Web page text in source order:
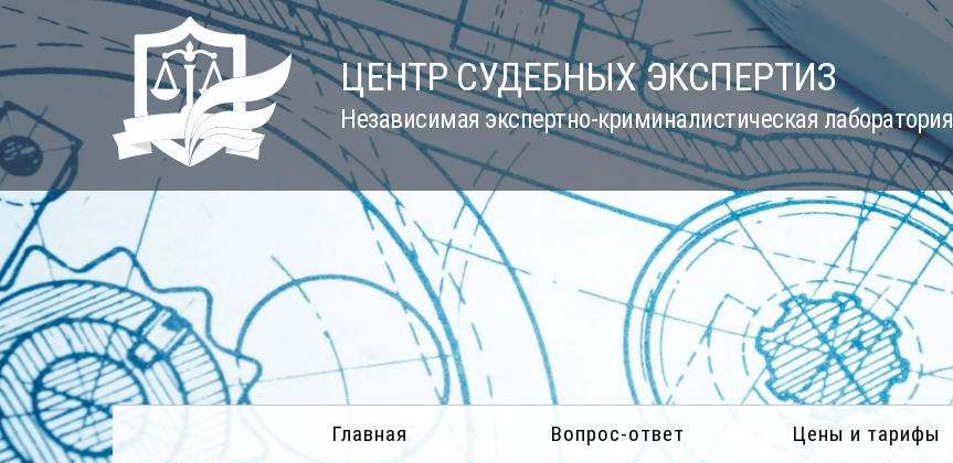
Skip
to
content
ЦЕНТР СУДЕБНЫХ ЭКСПЕРТИЗ
Независимая экспертно-криминалистическая лаборатория
Главная Вопрос-ответ Цены и тарифы